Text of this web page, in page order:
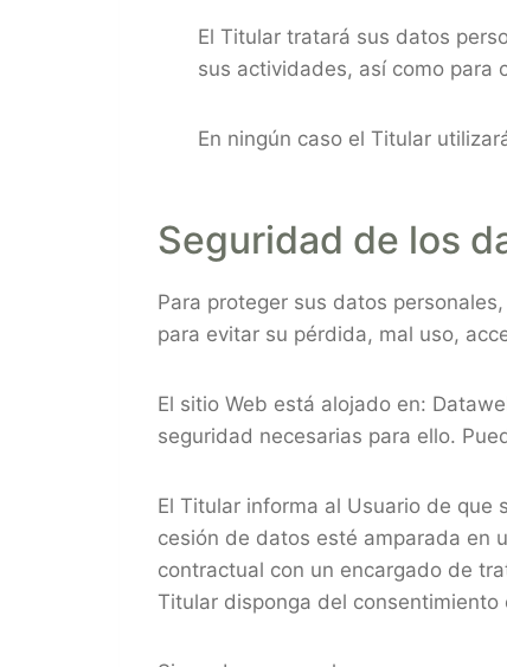
El Titular tratará sus datos
sus actividades, así como para
En ningún caso el Titular
Seguridad de los
Para proteger sus datos
para evitar su pérdida, mal uso,
El sitio Web está alojado en:
seguridad necesarias para ello.
El Titular informa al Usuario de
cesión de datos esté amparada en
contractual con un encargado de
Titular disponga del consentimiento